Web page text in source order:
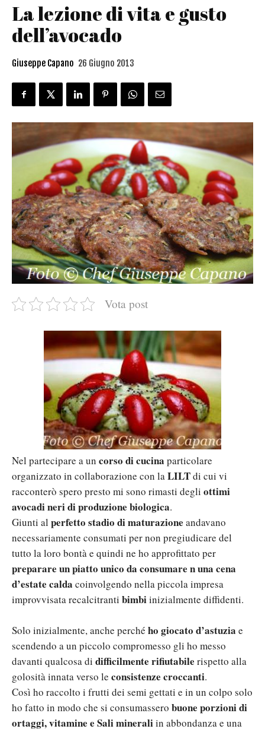
La lezione di vita e gusto
dell’avocado
Giuseppe Capano 26 Giugno 2013
Vota post
Nel partecipare a un corso di cucina particolare
organizzato in collaborazione con laLILTdi cui vi
racconterò spero presto mi sono rimasti degli ottimi
avocadi neri di produzione biologica.
Giunti al perfetto stadio di maturazione andavano
necessariamente consumati per non pregiudicare del
tutto la loro bontà e quindi ne ho approfittato per
preparare un piatto unico da consumare n una cena
d’estate calda coinvolgendo nella piccola impresa
improvvisata recalcitranti bimbiinizialmente diffidenti.
Solo inizialmente, anche perché ho giocato d’astuzia e
scendendo a un piccolo compromesso gli ho messo
davanti qualcosa di difficilmente rifiutabile rispetto alla
golosità innata verso le consistenze croccanti.
Così ho raccolto i frutti dei semi gettati e in un colpo solo
ho fatto in modo che si consumassero buone porzioni di
ortaggi, vitamine e Sali mineraliin abbondanza e una